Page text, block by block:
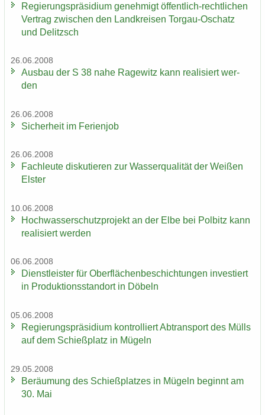
Re­gie­rungs­prä­si­di­um ge­neh­migt öffentlich-​rechtlichen
Ver­trag zwi­schen den Land­krei­sen Torgau-​Oschatz
und De­litzsch
26.06.2008
Aus­bau der S 38 nahe Ra­ge­witz kann rea­li­siert wer­
den
26.06.2008
Si­cher­heit im Fe­ri­en­job
26.06.2008
Fach­leu­te dis­ku­tie­ren zur Was­ser­qua­li­tät der Wei­ßen
Els­ter
10.06.2008
Hoch­was­ser­schutz­pro­jekt an der Elbe bei Pol­bitz kann
rea­li­siert wer­den
06.06.2008
Dienst­leis­ter für Ober­flä­chen­be­schich­tun­gen in­ves­tiert
in Pro­duk­ti­ons­stand­ort in Dö­beln
05.06.2008
Re­gie­rungs­prä­si­di­um kon­trol­liert Ab­trans­port des Mülls
auf dem Schieß­platz in Mü­geln
29.05.2008
Be­räu­mung des Schieß­plat­zes in Mü­geln be­ginnt am
30. Mai